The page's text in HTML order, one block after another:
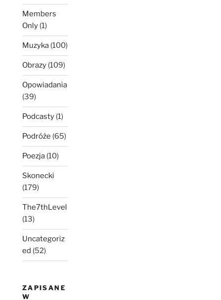
Members
Only (1)
Muzyka (100)
Obrazy (109)
Opowiadania
(39)
Podcasty (1)
Podróże (65)
Poezja (10)
Skonecki
(179)
The7thLevel
(13)
Uncategoriz
ed (52)
ZAPISANE
W